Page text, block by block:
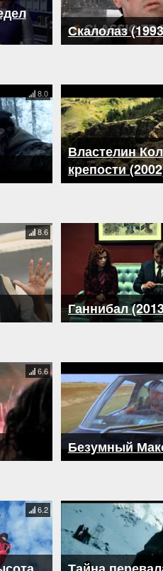
Скалолаз
8.0
Властелин
крепости
8.6
Ганнибал
6.6
Безумный
6.2